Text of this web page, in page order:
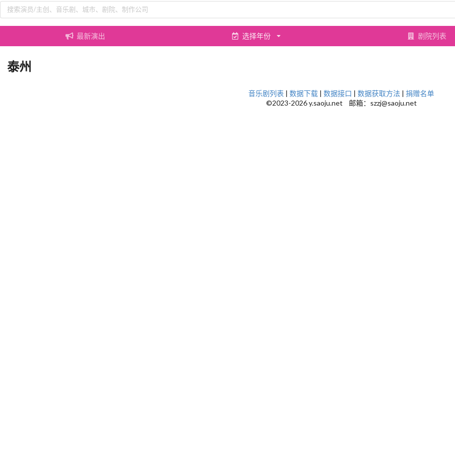
最新演出 选择年份 剧院列表
泰州
音乐剧列表 | 数据下载 | 数据接口 | 数据获取方法 | 捐赠名单
©2023-2026 y.saoju.net 邮箱：szzj@saoju.net